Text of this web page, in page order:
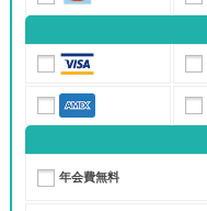
年会費無料